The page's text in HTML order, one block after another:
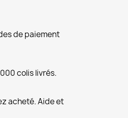
de paiement
colis livrés.
acheté. Aide et